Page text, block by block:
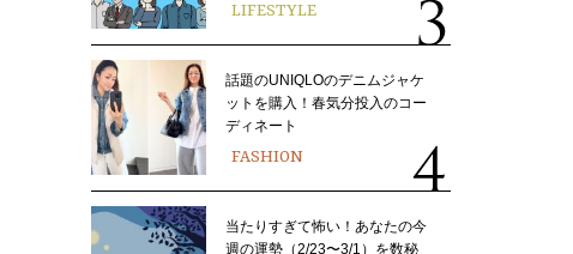
LIFESTYLE
話題のUNIQLOのデニムジャケ
ットを購入！春気分投入のコー
ディネート
FASHION
当たりすぎて怖い！あなたの今
週の運勢（2/23〜3/1）を数秘